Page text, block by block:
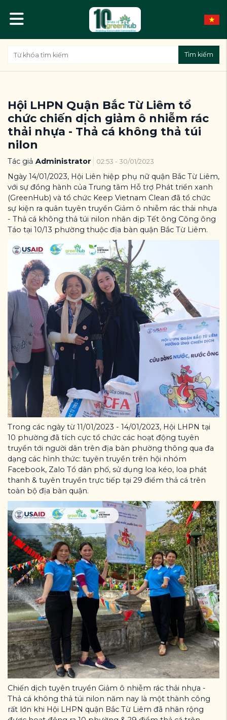
Tìm kiếm
Hội LHPN Quận Bắc Từ Liêm tổ
chức chiến dịch giảm ô nhiễm rác
thải nhựa - Thả cá không thả túi
nilon
Tác giả Administrator 02:53 - 30/01/2023
Ngày 14/01/2023, Hội Liên hiệp phụ nữ quận Bắc Từ Liêm,
với sự đồng hành của Trung tâm Hỗ trợ Phát triển xanh
(GreenHub) và tổ chức Keep Vietnam Clean đã tổ chức
sự kiện ra quân tuyên truyền Giảm ô nhiễm rác thải nhựa
- Thả cá không thả túi nilon nhân dịp Tết ông Công ông
Táo tại 10/13 phường thuộc địa bàn quận Bắc Từ Liêm.
Trong các ngày từ 11/01/2023 - 14/01/2023, Hội LHPN tại
10 phường đã tích cực tổ chức các hoạt động tuyên
truyền tới người dân trên địa bàn phường thông qua đa
dạng các hình thức: tuyên truyền trên hội nhóm
Facebook, Zalo Tổ dân phố, sử dụng loa kéo, loa phát
thanh & tuyên truyền trực tiếp tại 29 điểm thả cá trên
toàn bộ địa bàn quận.
Chiến dịch tuyên truyền Giảm ô nhiễm rác thải nhựa -
Thả cá không thả túi nilon năm nay là một thành công
rất lớn khi Hội LHPN quận Bắc Từ Liêm đã nhân rộng